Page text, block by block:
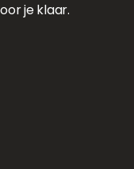
je klaar.